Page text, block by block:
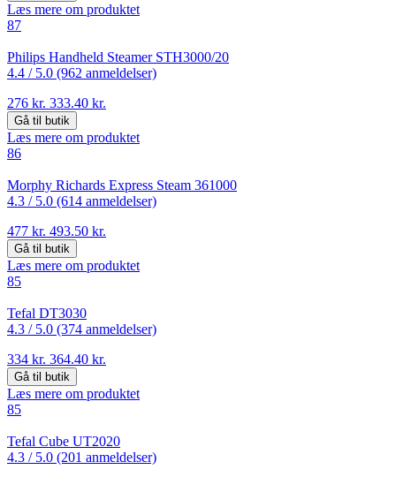
Læs mere om produktet
87
Philips Handheld Steamer STH3000/20
4.4 /5.0 (962 anmeldelser)
276 kr. 333.40 kr.
Gå til butik
Læs mere om produktet
86
Morphy Richards Express Steam 361000
4.3 /5.0 (614 anmeldelser)
477 kr. 493.50 kr.
Gå til butik
Læs mere om produktet
85
Tefal DT3030
4.3 /5.0 (374 anmeldelser)
334 kr. 364.40 kr.
Gå til butik
Læs mere om produktet
85
Tefal Cube UT2020
4.3 /5.0 (201 anmeldelser)